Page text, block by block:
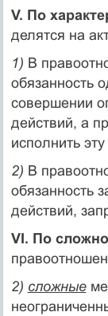
V. По
делятся на
1) В
обязанность
совершении
действий, а
исполнить
2) В
обязанность
действий,
VI. По
2) сложные